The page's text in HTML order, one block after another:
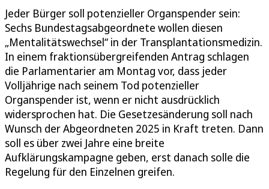
Jeder Bürger soll potenzieller Organspender sein:
Sechs Bundestagsabgeordnete wollen diesen
„Mentalitätswechsel“ in der Transplantationsmedizin.
In einem fraktionsübergreifenden Antrag schlagen
die Parlamentarier am Montag vor, dass jeder
Volljährige nach seinem Tod potenzieller
Organspender ist, wenn er nicht ausdrücklich
widersprochen hat. Die Gesetzesänderung soll nach
Wunsch der Abgeordneten 2025 in Kraft treten. Dann
soll es über zwei Jahre eine breite
Aufklärungskampagne geben, erst danach solle die
Regelung für den Einzelnen greifen.